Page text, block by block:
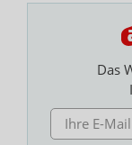
Das
E-MAIL ADRESSE